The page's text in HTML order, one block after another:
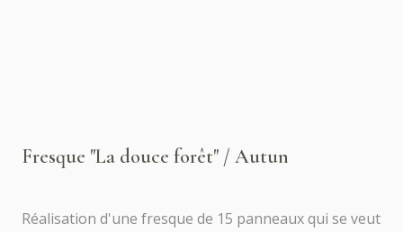
Fresque "La douce forêt" / Autun
Réalisation d'une fresque de 15 panneaux qui se veut